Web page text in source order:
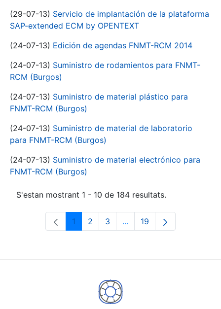
(29-07-13) Servicio de implantación de la plataforma
SAP-extended ECM by OPENTEXT
(24-07-13) Edición de agendas FNMT-RCM 2014
(24-07-13) Suministro de rodamientos para FNMT-
RCM (Burgos)
(24-07-13) Suministro de material plástico para
FNMT-RCM (Burgos)
(24-07-13) Suministro de material de laboratorio
para FNMT-RCM (Burgos)
(24-07-13) Suministro de material electrónico para
FNMT-RCM (Burgos)
S'estan mostrant 1 - 10 de 184 resultats.
Pàgina
1 Pàgina
2 Pàgina
3 ...Pàgines intermèdies
Pàgina
19